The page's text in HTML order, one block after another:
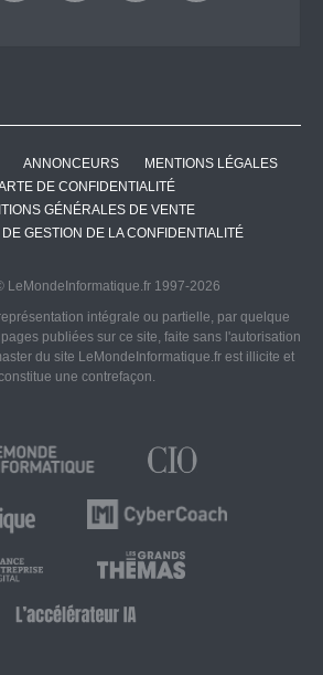
ANNONCEURS
MENTIONS LÉGALES
DE CONFIDENTIALITÉ
GÉNÉRALES DE VENTE
GESTION DE LA CONFIDENTIALITÉ
LeMondeInformatique.fr 1997-2026
intégrale ou partielle, par quelque
publiées sur ce site, faite sans l'autorisation
du site LeMondeInformatique.fr est illicite et
une contrefaçon.